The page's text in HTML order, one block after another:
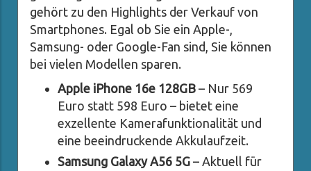
gehört zu den Highlights der Verkauf von
Smartphones. Egal ob Sie ein Apple-,
Samsung- oder Google-Fan sind, Sie können
bei vielen Modellen sparen.
Apple iPhone 16e 128GB – Nur 569
Euro statt 598 Euro – bietet eine
exzellente Kamerafunktionalität und
eine beeindruckende Akkulaufzeit.
Samsung Galaxy A56 5G – Aktuell für